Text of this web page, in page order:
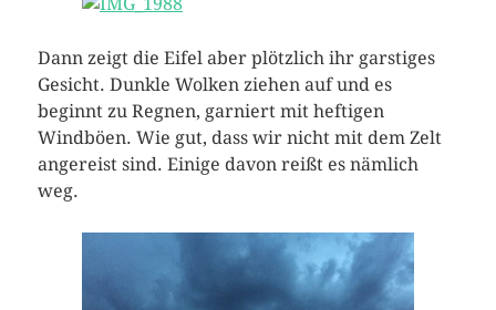
Dann zeigt die Eifel aber plötzlich ihr garstiges
Gesicht. Dunkle Wolken ziehen auf und es
beginnt zu Regnen, garniert mit heftigen
Windböen. Wie gut, dass wir nicht mit dem Zelt
angereist sind. Einige davon reißt es nämlich
weg.